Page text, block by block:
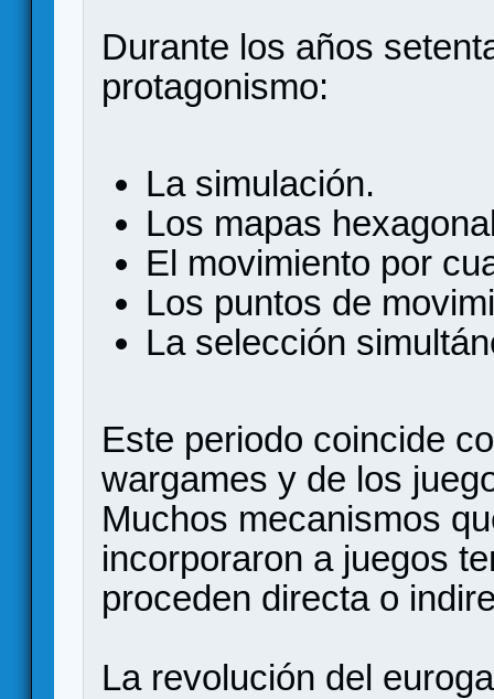
Durante los años
protagonismo:
La simulación.
Los mapas
El movimiento por
Los puntos de
La selección
Este periodo coincide
wargames y de los
Muchos mecanismos
incorporaron a juegos
proceden directa o
La revolución del